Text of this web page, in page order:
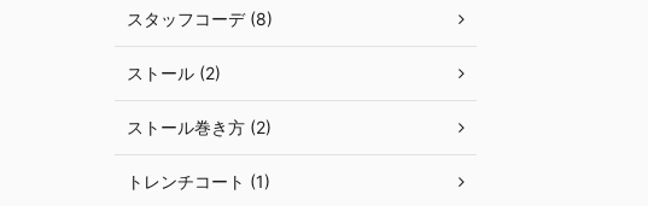
スタッフコーデ (8)
ストール (2)
ストール巻き方 (2)
トレンチコート (1)